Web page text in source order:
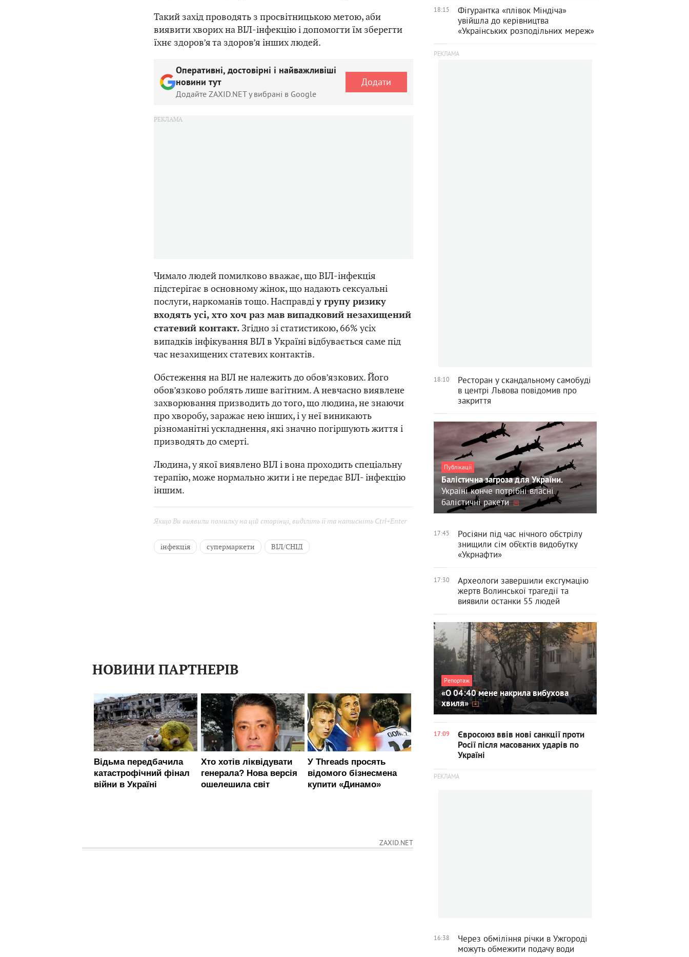
Такий захід проводять з просвітницькою метою, аби
виявити хворих на ВІЛ-інфекцію і допомогти їм зберегти
їхнє здоров’я та здоров’я інших людей.
Оперативні, достовірні і найважливіші
новини тут
Додайте ZAXID.NET у вибрані в Google
Додати
Чимало людей помилково вважає, що ВІЛ-інфекція
підстерігає в основному жінок, що надають сексуальні
послуги, наркоманів тощо. Насправдіу групу ризику
входять усі, хто хоч раз мав випадковий незахищений
статевий контакт. Згідно зі статистикою, 66% усіх
випадків інфікування ВІЛ в Україні відбувається саме під
час незахищених статевих контактів.
Обстеження на ВІЛ не належить до обов’язкових. Його
обов’язково роблять лише вагітним. А невчасно виявлене
захворювання призводить до того, що людина, не знаючи
про хворобу, заражає нею інших, і у неї виникають
різноманітні ускладнення, які значно погіршують життя і
призводять до смерті.
Людина, у якої виявлено ВІЛ і вона проходить спеціальну
терапію, може нормально жити і не передає ВІЛ- інфекцію
іншим.
Якщо Ви виявили помилку на цій сторінці, виділіть її та натисніть Ctrl+Enter
інфекція супермаркети ВІЛ/СНІД
НОВИНИ ПАРТНЕРІВ
ZAXID.NET
18:15
Фігурантка «плівок Міндіча»
увійшла до керівництва
«Українських розподільних мереж»
18:10
Ресторан у скандальному самобуді
в центрі Львова повідомив про
закриття
Публікації
Балістична загроза для України.
Україні конче потрібні власні
балістичні ракети
17:45
Росіяни під час нічного обстрілу
знищили сім об’єктів видобутку
«Укрнафти»
17:30
Археологи завершили ексгумацію
жертв Волинської трагедії та
виявили останки 55 людей
Репортаж
«О 04:40 мене накрила вибухова
хвиля»
17:09
Євросоюз ввів нові санкції проти
Росії після масованих ударів по
Україні
16:38
Через обміління річки в Ужгороді
можуть обмежити подачу води